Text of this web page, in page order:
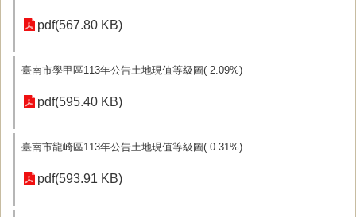
pdf(567.80 KB)
臺南市學甲區113年公告土地現值等級圖( 2.09%)
pdf(595.40 KB)
臺南市龍崎區113年公告土地現值等級圖( 0.31%)
pdf(593.91 KB)